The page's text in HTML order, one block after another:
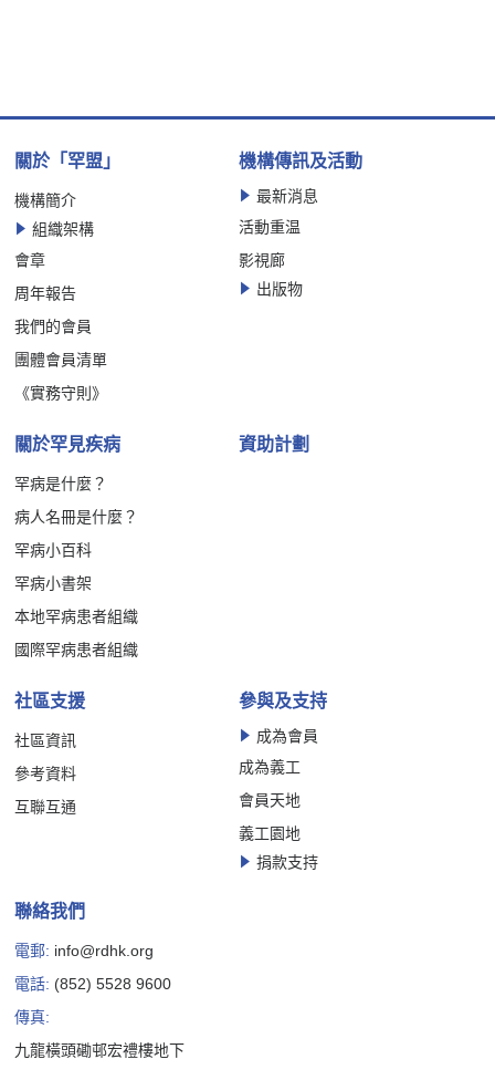
關於「罕盟」
機構簡介
組織架構
會章
周年報告
我們的會員
團體會員清單
《實務守則》
機構傳訊及活動
最新消息
活動重温
影視廊
出版物
關於罕見疾病
罕病是什麼？
病人名冊是什麼？
罕病小百科
罕病小書架
本地罕病患者組織
國際罕病患者組織
資助計劃
社區支援
社區資訊
參考資料
互聯互通
參與及支持
成為會員
成為義工
會員天地
義工園地
捐款支持
聯絡我們
電郵: info@rdhk.org
電話: (852) 5528 9600
傳真:
九龍橫頭磡邨宏禮樓地下